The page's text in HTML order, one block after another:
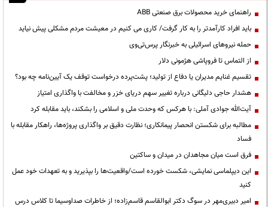
راهنمای خرید محصولات برق صنعتی ABB
باید افراد کارآمدتر را به کار گرفت/ کاری می کنیم در معیشت مردم مشکلی پیش نیاید
حمله نیروهای اسرائیلی به خبرنگار پرس‌تی‌وی
از التماس تا فروپاشی هژمونی دلار
تقسیم غنایم مدیران یا دفاع از تولید؛ پشت‌پرده درخواست توقف یک آیین‌نامه چه بود؟
هشدار حاجی دلیگانی درباره تغییر سهم دریای خزر و مخالفت با واگذاری امتیاز
آیت‌الله جوادی آملی: با هرکس که وحدت ملی و اسلامی را بشکند، باید مقابله کرد
مطالبه برای شکستن انحصار پیمانکاری؛ نظارت دقیق بر واگذاری پروژه‌ها، راهکار مقابله با
فساد
فرق است میان مجاهدان در میدان و ساکتین
این دیپلماسی نمایشی، شکست خورده است/واقعیت‌ها را بپذیرید و به تعهدات خود عمل
کنید
امیر دبیری‌مهر در سوگ دکتر ابوالقاسم قاسم‌زاده؛ از خاطرات صداوسیما تا کلاس درس